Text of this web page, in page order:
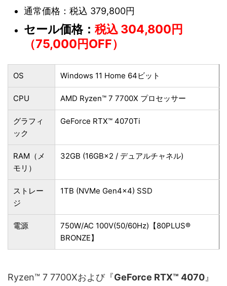
通常価格：税込 379,800円
セール価格： 税込 304,800円
（75,000円OFF）
OS Windows 11 Home 64ビット
CPU AMD Ryzen™ 7 7700X プロセッサー
グラフィ
ック
GeForce RTX™ 4070Ti
RAM（メ
モリ）
32GB (16GB×2 / デュアルチャネル)
ストレー
ジ
1TB (NVMe Gen4×4) SSD
電源
750W/AC 100V(50/60Hz)【80PLUS®
BRONZE】
Ryzen™ 7 7700Xおよび『GeForce RTX™ 4070 』